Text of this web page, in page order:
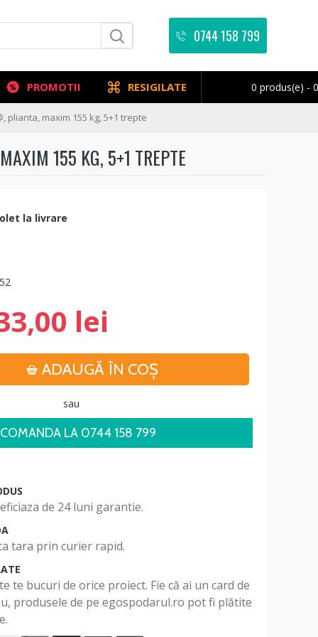
0744 158 799
PROMOTII RESIGILATE 0 produs(e) -
maxim 155 kg, 5+1 trepte
155 KG, 5+1 TREPTE
lei
ADAUGĂ ÎN COŞ
la livrare
sau
COMANDA LA 0744 158 799
de 24 luni garantie.
tara prin curier rapid.
te bucuri de orice proiect. Fie că ai un card de
produsele de pe egospodarul.ro pot fi plătite